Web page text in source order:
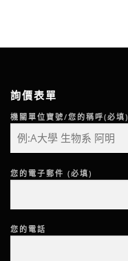
詢價表單
機關單位寶號/您的稱呼(必填)
您的電子郵件 (必填)
您的電話